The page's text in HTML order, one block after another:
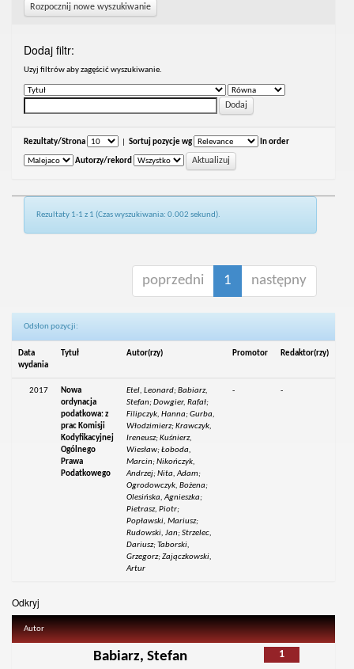
Rozpocznij nowe wyszukiwanie
Dodaj filtr:
Uzyj filtrów aby zagęścić wyszukiwanie.
Rezultaty/Strona Sortuj pozycje wg In order
Autorzy/rekord
Rezultaty 1-1 z 1 (Czas wyszukiwania: 0.002 sekund).
poprzedni 1 następny
Odsłon pozycji:
Data
wydania
Tytuł Autor(rzy) Promotor Redaktor(rzy)
2017
Nowa
ordynacja
podatkowa: z
prac Komisji
Kodyfikacyjnej
Ogólnego
Prawa
Podatkowego
Etel, Leonard; Babiarz,
Stefan; Dowgier, Rafał;
Filipczyk, Hanna; Gurba,
Włodzimierz; Krawczyk,
Ireneusz; Kuśnierz,
Wiesław; Łoboda,
Marcin; Nikończyk,
Andrzej; Nita, Adam;
Ogrodowczyk, Bożena;
Olesińska, Agnieszka;
Pietrasz, Piotr;
Popławski, Mariusz;
Rudowski, Jan; Strzelec,
Dariusz; Taborski,
Grzegorz; Zajączkowski,
Artur
- -
Odkryj
Autor
1
Babiarz, Stefan